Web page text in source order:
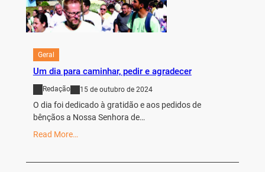
Geral
Um dia para caminhar, pedir e agradecer
Redação 15 de outubro de 2024
O dia foi dedicado à gratidão e aos pedidos de
bênçãos a Nossa Senhora de…
Read More…